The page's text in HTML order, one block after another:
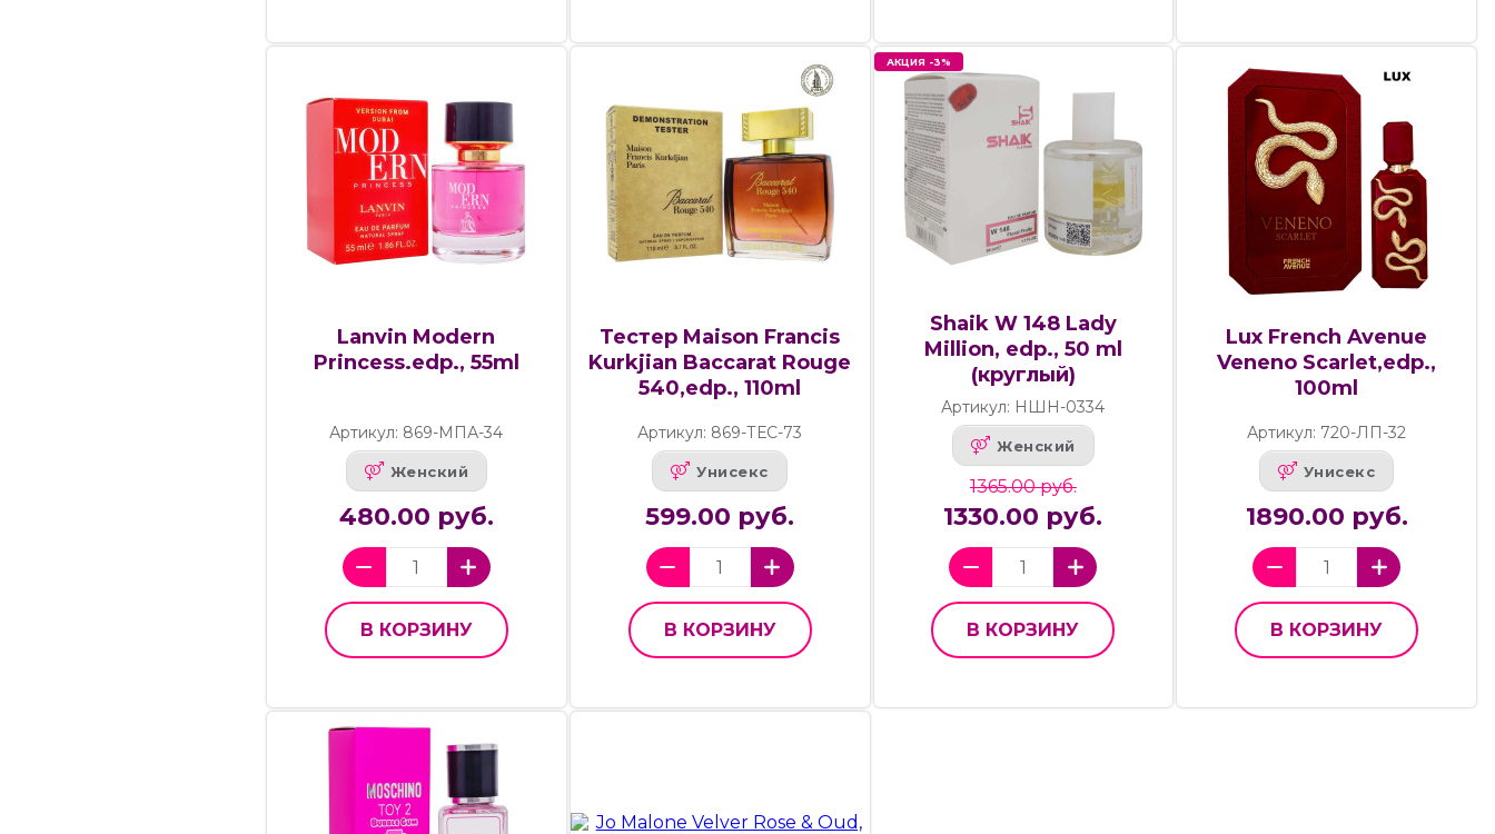
Lanvin Modern
Princess.edp., 55ml
Артикул: 869-МПА-34
Женский
480.00 руб.
В КОРЗИНУ
Тестер Maison Francis
Kurkjian Baccarat Rouge
540,edp., 110ml
Артикул: 869-ТЕС-73
Унисекс
599.00 руб.
В КОРЗИНУ
АКЦИЯ -3%
Shaik W 148 Lady
Million, edp., 50 ml
(круглый)
Артикул: НШН-0334
Женский
1365.00 руб.
1330.00 руб.
В КОРЗИНУ
Lux French Avenue
Veneno Scarlet,edp.,
100ml
Артикул: 720-ЛП-32
Унисекс
1890.00 руб.
В КОРЗИНУ